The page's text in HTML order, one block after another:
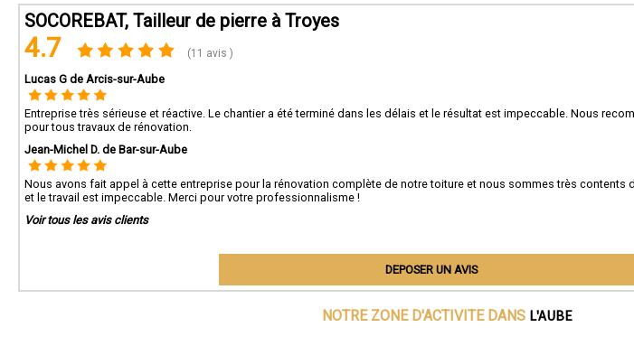
SOCOREBAT, Tailleur de pierre à Troyes
4.7 (11 avis )
Lucas G de Arcis-sur-Aube
Entreprise très sérieuse et réactive. Le chantier a été terminé dans les délais et le résultat est impeccable. Nous
pour tous travaux de rénovation.
Jean-Michel D. de Bar-sur-Aube
Nous avons fait appel à cette entreprise pour la rénovation complète de notre toiture et nous sommes très contents
et le travail est impeccable. Merci pour votre professionnalisme !
Voir tous les avis clients
DEPOSER UN AVIS
NOTRE ZONE D'ACTIVITE DANS L'AUBE